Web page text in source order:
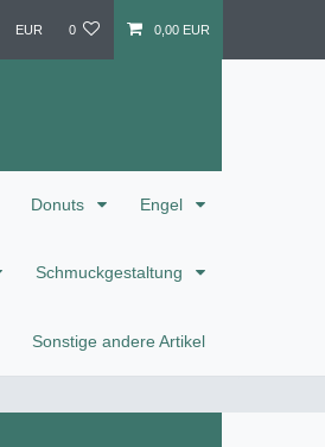
EUR 0 0,00 EUR
Donuts Engel
Schmuckgestaltung
Sonstige andere Artikel